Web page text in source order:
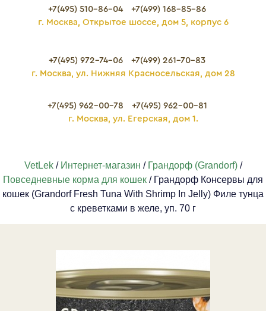
+7(495) 510-86-04
+7(499) 168-85-86
г. Москва, Открытое шоссе, дом 5, корпус 6
+7(495) 972-74-06
+7(499) 261-70-83
г. Москва, ул. Нижняя Красносельская, дом 28
+7(495) 962-00-78
+7(495) 962-00-81
г. Москва, ул. Егерская, дом 1.
VetLek/ Интернет-магазин / Грандорф (Grandorf)/
Повседневные корма для кошек / Грандорф Консервы для
кошек (Grandorf Fresh Tuna With Shrimp In Jelly) Филе тунца
с креветками в желе, уп. 70 г